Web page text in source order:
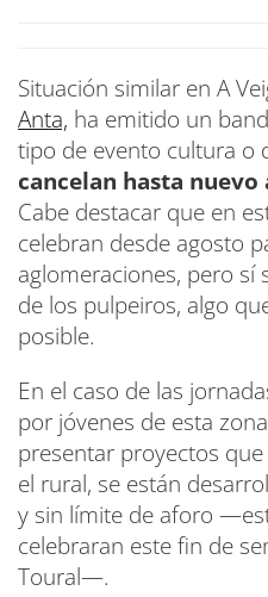
Situación similar en A
Anta, ha emitido un
tipo de evento cultura o
cancelan hasta
Cabe destacar que en
celebran desde agosto
aglomeraciones, pero sí
de los pulpeiros, algo
posible.
En el caso de las
por jóvenes de esta
presentar proyectos
el rural, se están
y sin límite de aforo
celebraran este fin de
Toural—.